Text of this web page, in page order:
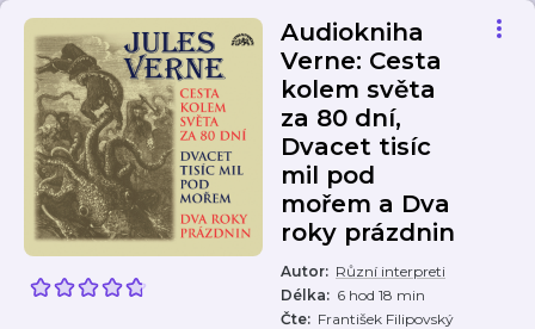
Audiokniha
Verne: Cesta
kolem světa
za 80 dní,
Dvacet tisíc
mil pod
mořem a Dva
roky prázdnin
Autor: Různí interpreti
Délka: 6 hod 18 min
Čte: František Filipovský